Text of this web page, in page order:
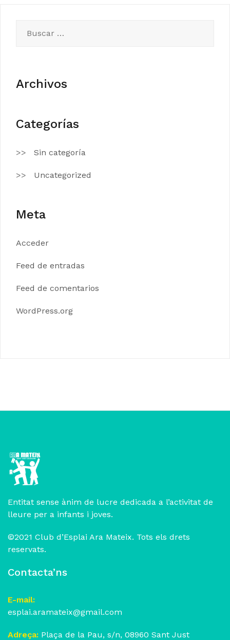
entradas
Archivos
Categorías
Sin categoría
Uncategorized
Meta
Acceder
Feed de entradas
Feed de comentarios
WordPress.org
Entitat sense ànim de lucre dedicada a l’activitat de
lleure per a infants i joves.
©2021 Club d’Esplai Ara Mateix. Tots els drets
reservats.
Contacta’ns
E-mail:
esplai.aramateix@gmail.com
Adreça: Plaça de la Pau, s/n, 08960 Sant Just